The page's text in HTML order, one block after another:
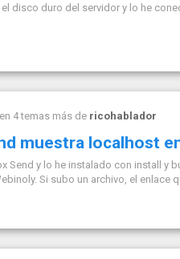
disco duro del servidor y lo he
4 temas más de ricohablador
muestra localhost
Send y lo he instalado con install y
Si subo un archivo, el enlace